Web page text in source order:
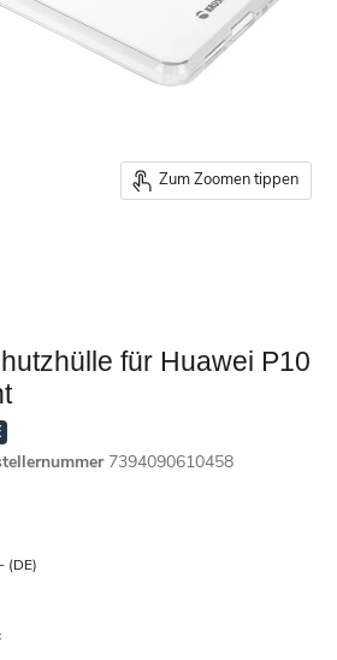
Zum Zoomen tippen
für Huawei P10
7394090610458
- (DE)